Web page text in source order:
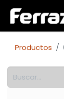
Productos